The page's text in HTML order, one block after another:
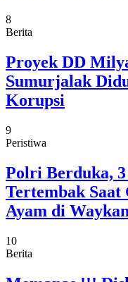
8
Berita
Proyek DD
Sumurjalak
Korupsi
9
Peristiwa
Polri Berduka, 3
Tertembak Saat
Ayam di
10
Berita